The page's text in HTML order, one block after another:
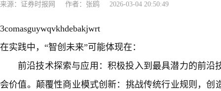
来源：证券时报网 作者：张鸥 2026-03-04 20:50:49
3comasguywqvkhdebakjwrt
在实践中，“智创未来”可能体现在：
前沿技术探索与应用：积极投入到最具潜力的前沿
会价值。颠覆性商业模式创新：挑战传统行业规则，创